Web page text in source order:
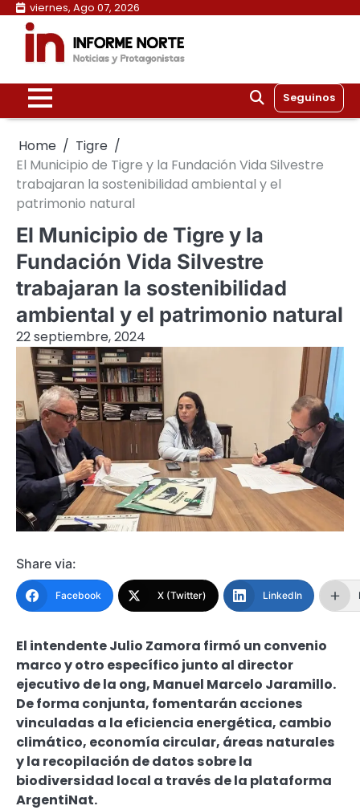
Skip
content
viernes, Ago 07, 2026
Seguinos
Home
Tigre
El Municipio de Tigre y la Fundación Vida Silvestre
trabajaran la sostenibilidad ambiental y el
patrimonio natural
El Municipio de Tigre y la
Fundación Vida Silvestre
trabajaran la sostenibilidad
ambiental y el patrimonio natural
22 septiembre, 2024
Share via:
Facebook X (Twitter) LinkedIn
El intendente Julio Zamora firmó un convenio
marco y otro específico junto al director
ejecutivo de la ong, Manuel Marcelo Jaramillo.
De forma conjunta, fomentarán acciones
vinculadas a la eficiencia energética, cambio
climático, economía circular, áreas naturales
y la recopilación de datos sobre la
biodiversidad local a través de la plataforma
ArgentiNat.